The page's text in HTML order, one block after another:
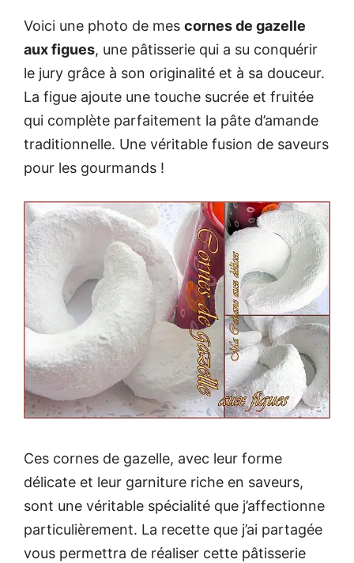
Voici une photo de mes cornes de gazelle
aux figues, une pâtisserie qui a su conquérir
le jury grâce à son originalité et à sa douceur.
La figue ajoute une touche sucrée et fruitée
qui complète parfaitement la pâte d’amande
traditionnelle. Une véritable fusion de saveurs
pour les gourmands !
Ces cornes de gazelle, avec leur forme
délicate et leur garniture riche en saveurs,
sont une véritable spécialité que j’affectionne
particulièrement. La recette que j’ai partagée
vous permettra de réaliser cette pâtisserie